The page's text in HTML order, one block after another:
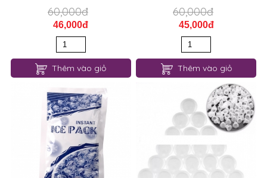
60,000đ
46,000đ
Thêm vào giỏ
60,000đ
45,000đ
Thêm vào giỏ